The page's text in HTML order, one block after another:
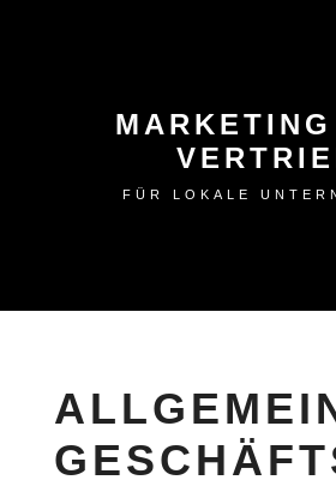
FÜR LOKALE